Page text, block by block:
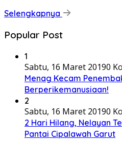
Selengkapnya
Popular Post
1
Sabtu, 16 Maret 20190
Menag Kecam
Berperikemanusiaan!
2
Sabtu, 16 Maret 20190
2 Hari Hilang, Nelayan
Pantai Cipalawah Garut